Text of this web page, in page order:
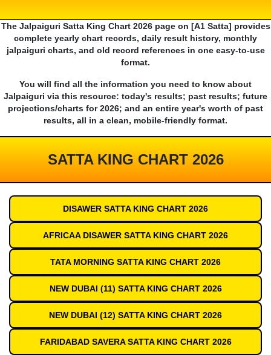
The Jalpaiguri Satta King Chart 2026 page on [A1 Satta] provides
complete yearly chart records, daily result history, monthly
jalpaiguri charts, and old record references in one easy-to-use
format.
You will find all the information you need to know about
Jalpaiguri via this resource: today's results; past results; future
projections/charts for 2026; and an entire year's worth of past
results, all in a clean, mobile-friendly format.
SATTA KING CHART 2026
DISAWER SATTA KING CHART 2026
AFRICAA DISAWER SATTA KING CHART 2026
TATA MORNING SATTA KING CHART 2026
NEW DUBAI (11) SATTA KING CHART 2026
NEW DUBAI (12) SATTA KING CHART 2026
FARIDABAD SAVERA SATTA KING CHART 2026